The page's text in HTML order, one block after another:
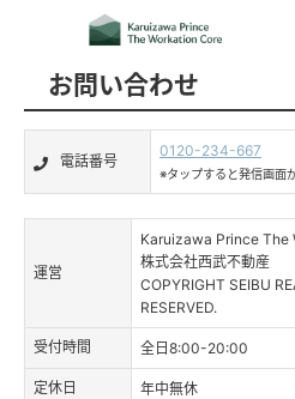
お問い合わせ
電話番号
0120-234-667
※タップすると発信画面
運営
Karuizawa Prince The
株式会社西武不動産
COPYRIGHT SEIBU
RESERVED.
受付時間 全日8:00-20:00
定休日 年中無休